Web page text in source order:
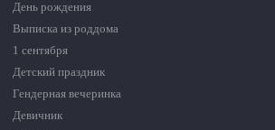
День рождения
Выписка из роддома
1 сентября
Детский праздник
Гендерная вечеринка
Девичник